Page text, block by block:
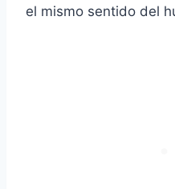
el mismo sentido del